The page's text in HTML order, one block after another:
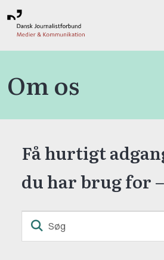
Om os
Få hurtigt
du har brug for